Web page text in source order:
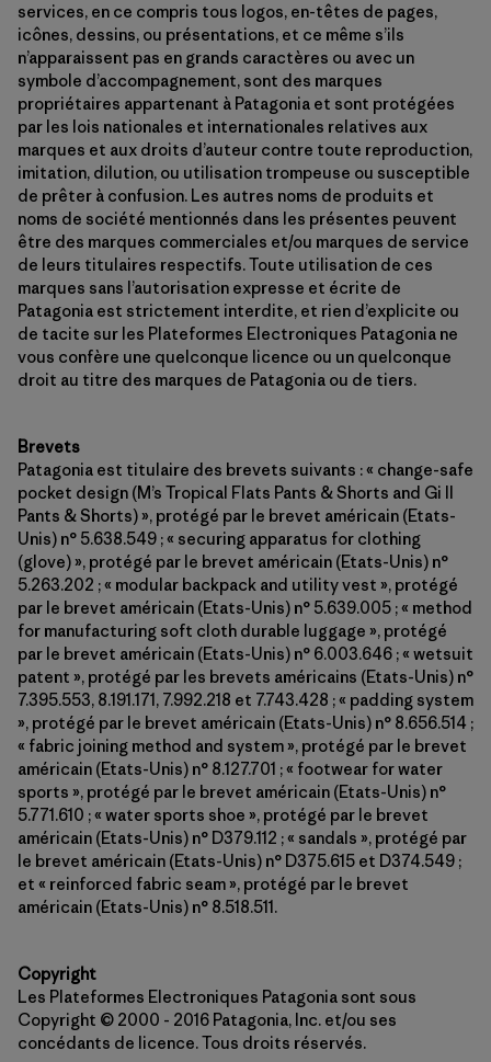
services, en ce compris tous logos, en-têtes de pages,
icônes, dessins, ou présentations, et ce même s’ils
n’apparaissent pas en grands caractères ou avec un
symbole d’accompagnement, sont des marques
propriétaires appartenant à Patagonia et sont protégées
par les lois nationales et internationales relatives aux
marques et aux droits d’auteur contre toute reproduction,
imitation, dilution, ou utilisation trompeuse ou susceptible
de prêter à confusion. Les autres noms de produits et
noms de société mentionnés dans les présentes peuvent
être des marques commerciales et/ou marques de service
de leurs titulaires respectifs. Toute utilisation de ces
marques sans l’autorisation expresse et écrite de
Patagonia est strictement interdite, et rien d’explicite ou
de tacite sur les Plateformes Electroniques Patagonia ne
vous confère une quelconque licence ou un quelconque
droit au titre des marques de Patagonia ou de tiers.
Brevets
Patagonia est titulaire des brevets suivants : « change-safe
pocket design (M’s Tropical Flats Pants & Shorts and Gi II
Pants & Shorts) », protégé par le brevet américain (Etats-
Unis) n° 5.638.549 ; « securing apparatus for clothing
(glove) », protégé par le brevet américain (Etats-Unis) n°
5.263.202 ; « modular backpack and utility vest », protégé
par le brevet américain (Etats-Unis) n° 5.639.005 ; « method
for manufacturing soft cloth durable luggage », protégé
par le brevet américain (Etats-Unis) n° 6.003.646 ; « wetsuit
patent », protégé par les brevets américains (Etats-Unis) n°
7.395.553, 8.191.171, 7.992.218 et 7.743.428 ; « padding system
», protégé par le brevet américain (Etats-Unis) n° 8.656.514 ;
« fabric joining method and system », protégé par le brevet
américain (Etats-Unis) n° 8.127.701 ; « footwear for water
sports », protégé par le brevet américain (Etats-Unis) n°
5.771.610 ; « water sports shoe », protégé par le brevet
américain (Etats-Unis) n° D379.112 ; « sandals », protégé par
le brevet américain (Etats-Unis) n° D375.615 et D374.549 ;
et « reinforced fabric seam », protégé par le brevet
américain (Etats-Unis) n° 8.518.511.
Copyright
Les Plateformes Electroniques Patagonia sont sous
Copyright © 2000 - 2016 Patagonia, Inc. et/ou ses
concédants de licence. Tous droits réservés.